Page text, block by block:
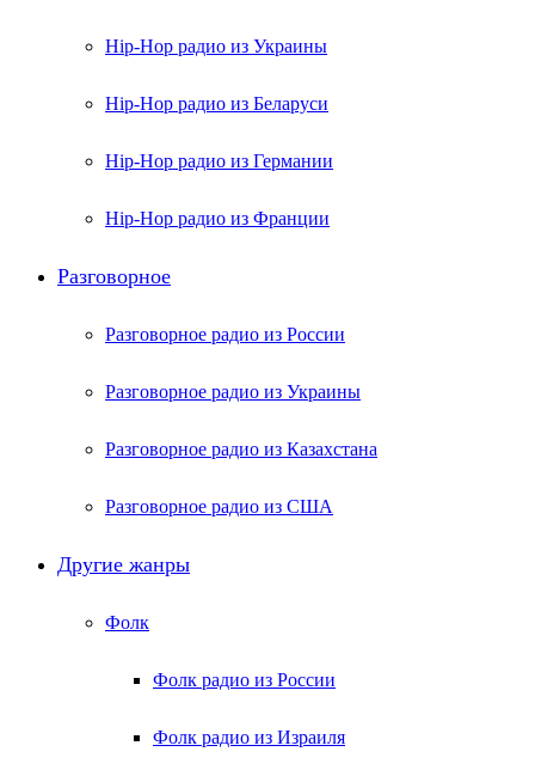
Hip-Hop радио из Украины
Hip-Hop радио из Беларуси
Hip-Hop радио из Германии
Hip-Hop радио из Франции
Разговорное
Разговорное радио из России
Разговорное радио из Украины
Разговорное радио из Казахстана
Разговорное радио из США
Другие жанры
Фолк
Фолк радио из России
Фолк радио из Израиля